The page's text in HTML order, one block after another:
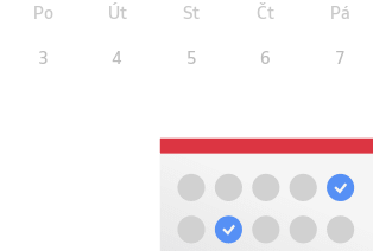
Po Út St Čt Pá
3 4 5 6 7